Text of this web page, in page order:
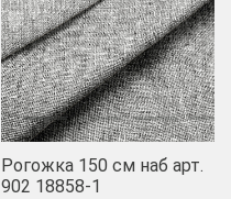
Рогожка 150 см наб арт.
902 18858-1